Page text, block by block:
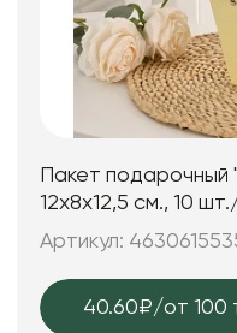
Пакет подарочный
12х8х12,5 см., 10
Артикул:
40.60₽/от 100